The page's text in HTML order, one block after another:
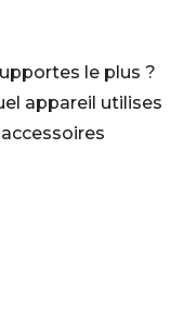
le plus ?
appareil utilises